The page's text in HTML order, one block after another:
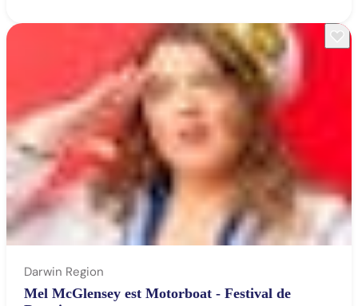
Darwin Region
Mel McGlensey est Motorboat - Festival de